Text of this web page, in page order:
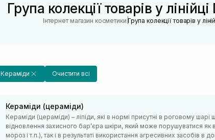
Група колекції товарів у
Інтернет магазин косметики |Група колекції товарів у
Кераміди Очистити всі
Кераміди (цераміди)
Кераміди (цераміди) – ліпіди, які в нормі присутні в роговому
відновлення захисного барʼєра шкіри, який може порушуватися як
мороз і т.п.), так і в результаті використання агресивних засобів